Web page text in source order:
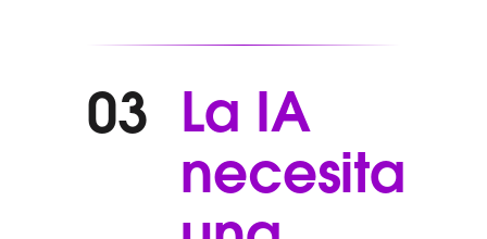
03 La IA
necesita